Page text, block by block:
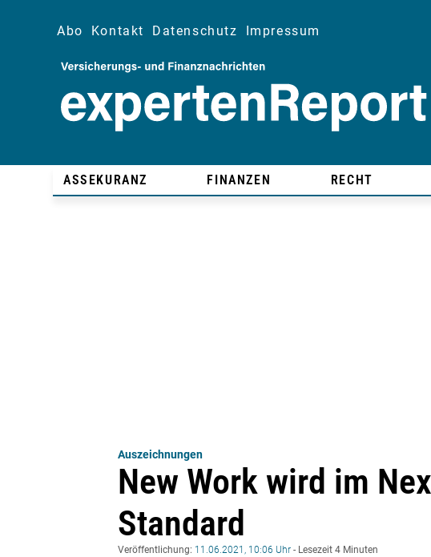
Abo Kontakt Datenschutz Impressum
ASSEKURANZ FINANZEN RECHT
Auszeichnungen
New Work wird im
Standard
Veröffentlichung: 11.06.2021, 10:06 Uhr - Lesezeit 4 Minuten